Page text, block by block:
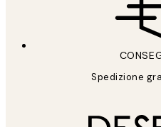
Spedizione